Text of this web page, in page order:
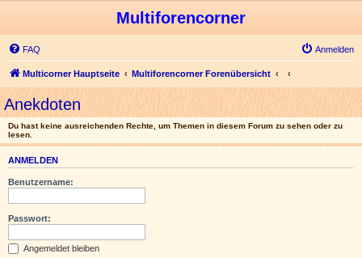
Multiforencorner
FAQ Anmelden
Multicorner Hauptseite Multiforencorner Forenübersicht
Anekdoten
Du hast keine ausreichenden Rechte, um Themen in diesem Forum zu sehen oder zu
lesen.
ANMELDEN
Benutzername:
Passwort:
Angemeldet bleiben